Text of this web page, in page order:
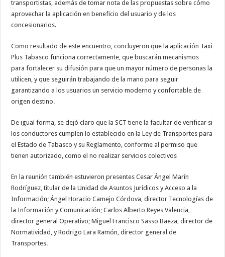
transportistas, además de tomar nota de las propuestas sobre cómo
aprovechar la aplicación en beneficio del usuario y de los
concesionarios.
Como resultado de este encuentro, concluyeron que la aplicación Taxi
Plus Tabasco funciona correctamente, que buscarán mecanismos
para fortalecer su difusión para que un mayor número de personas la
utilicen, y que seguirán trabajando de la mano para seguir
garantizando a los usuarios un servicio moderno y confortable de
origen destino.
De igual forma, se dejó claro que la SCT tiene la facultar de verificar si
los conductores cumplen lo establecido en la Ley de Transportes para
el Estado de Tabasco y su Reglamento, conforme al permiso que
tienen autorizado, como el no realizar servicios colectivos
En la reunión también estuvieron presentes Cesar Ángel Marín
Rodríguez, titular de la Unidad de Asuntos Jurídicos y Acceso a la
Información; Ángel Horacio Camejo Córdova, director Tecnologías de
la Información y Comunicación; Carlos Alberto Reyes Valencia,
director general Operativo; Miguel Francisco Sasso Baeza, director de
Normatividad, y Rodrigo Lara Ramón, director general de
Transportes.